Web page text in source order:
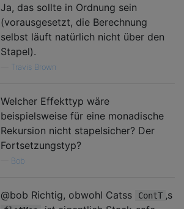
Ja, das sollte in Ordnung sein
(vorausgesetzt, die Berechnung
selbst läuft natürlich nicht über den
Stapel).
Travis Brown
Welcher Effekttyp wäre
beispielsweise für eine monadische
Rekursion nicht stapelsicher? Der
Fortsetzungstyp?
Bob
@bob Richtig, obwohl Catss ContT ‚s